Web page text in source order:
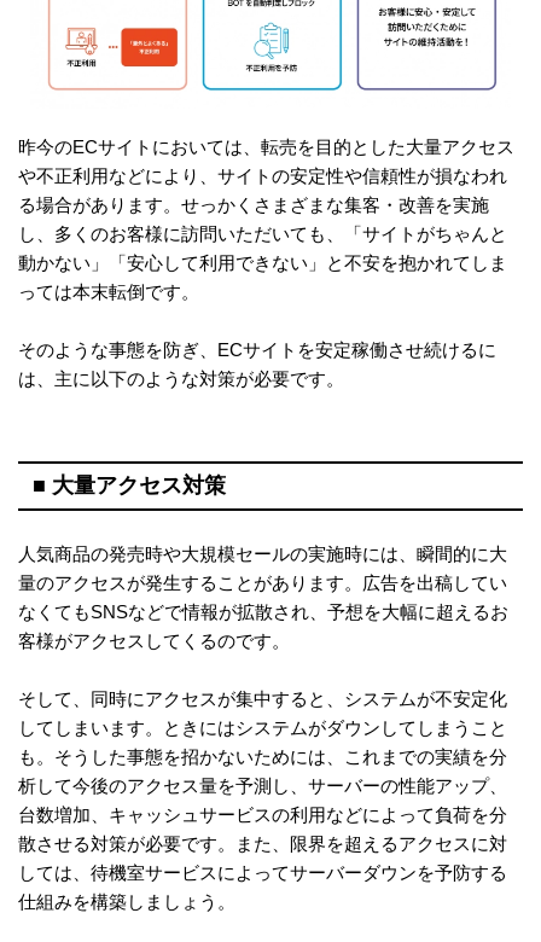
昨今のECサイトにおいては、転売を目的とした大量アクセス
や不正利用などにより、サイトの安定性や信頼性が損なわれ
る場合があります。せっかくさまざまな集客・改善を実施
し、多くのお客様に訪問いただいても、「サイトがちゃんと
動かない」「安心して利用できない」と不安を抱かれてしま
っては本末転倒です。
そのような事態を防ぎ、ECサイトを安定稼働させ続けるに
は、主に以下のような対策が必要です。
■ 大量アクセス対策
人気商品の発売時や大規模セールの実施時には、瞬間的に大
量のアクセスが発生することがあります。広告を出稿してい
なくてもSNSなどで情報が拡散され、予想を大幅に超えるお
客様がアクセスしてくるのです。
そして、同時にアクセスが集中すると、システムが不安定化
してしまいます。ときにはシステムがダウンしてしまうこと
も。そうした事態を招かないためには、これまでの実績を分
析して今後のアクセス量を予測し、サーバーの性能アップ、
台数増加、キャッシュサービスの利用などによって負荷を分
散させる対策が必要です。また、限界を超えるアクセスに対
しては、待機室サービスによってサーバーダウンを予防する
仕組みを構築しましょう。